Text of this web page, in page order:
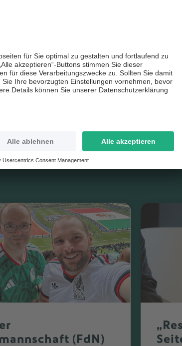
und Wandel.
den sozialen, gesellschaftspolitischen
der Reihe "Katar Talks" findet am 16.
(FdN)